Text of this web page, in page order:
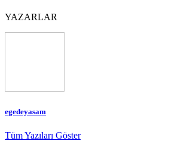
YAZARLAR
egedeyasam
Tüm Yazıları Göster